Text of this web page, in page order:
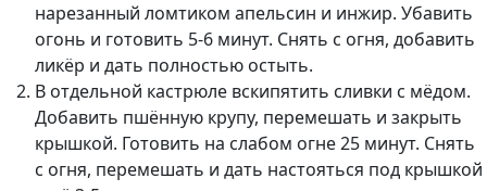
нарезанный ломтиком апельсин и инжир. Убавить
огонь и готовить 5-6 минут. Снять с огня, добавить
ликёр и дать полностью остыть.
В отдельной кастрюле вскипятить сливки с мёдом.
Добавить пшённую крупу, перемешать и закрыть
крышкой. Готовить на слабом огне 25 минут. Снять
с огня, перемешать и дать настояться под крышкой